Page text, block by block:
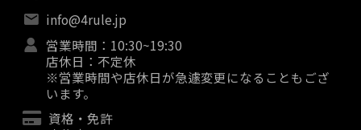
info@4rule.jp
営業時間：10:30~19:30
店休日：不定休
※営業時間や店休日が急遽変更になることもござ
います。
資格・免許